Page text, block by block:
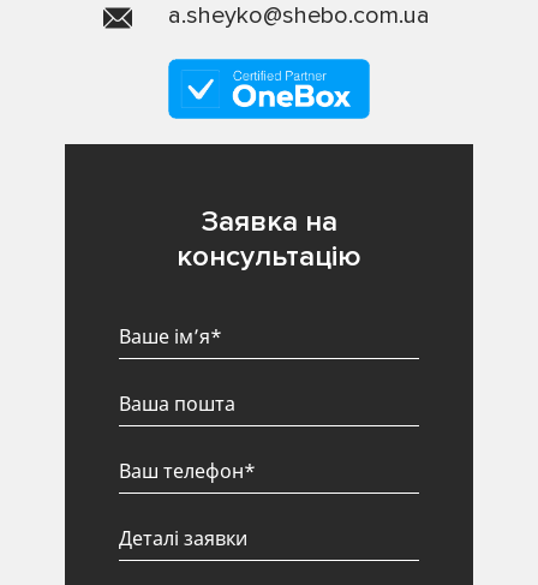
a.sheyko@shebo.com.ua
Заявка на
консультацію